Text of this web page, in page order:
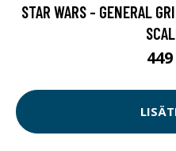
STAR WARS - GENERAL